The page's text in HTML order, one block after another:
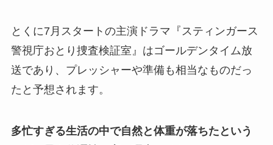
とくに7月スタートの主演ドラマ『スティンガース
警視庁おとり捜査検証室』はゴールデンタイム放
送であり、プレッシャーや準備も相当なものだっ
たと予想されます。
多忙すぎる生活の中で自然と体重が落ちたという